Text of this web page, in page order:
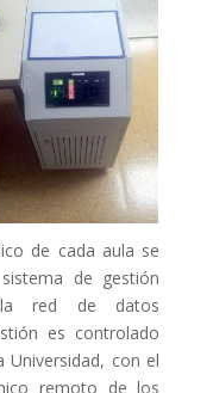
de cada aula se
de gestión
la red de datos
es controlado
con el
remoto de los